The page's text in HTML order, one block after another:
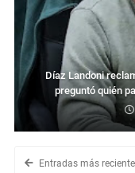
Díaz Landoni
preguntó quién
Entradas más